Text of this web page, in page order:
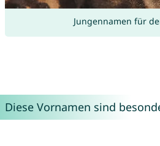
Jungennamen für
Diese Vornamen sind